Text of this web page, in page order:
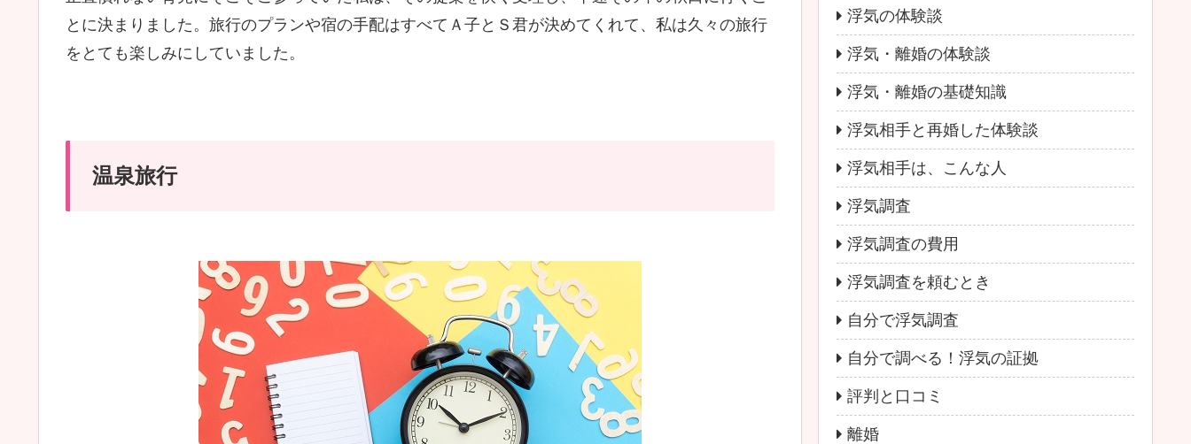
とに決まりました。旅行のプランや宿の手配はすべてＡ子とＳ君が決めてくれて、私は久々の旅行
をとても楽しみにしていました。
温泉旅行
浮気の体験談
浮気・離婚の体験談
浮気・離婚の基礎知識
浮気相手と再婚した体験談
浮気相手は、こんな人
浮気調査
浮気調査の費用
浮気調査を頼むとき
自分で浮気調査
自分で調べる！浮気の証拠
評判と口コミ
離婚